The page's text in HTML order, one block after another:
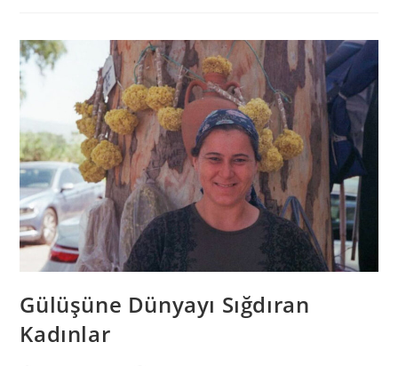
Gülüşüne Dünyayı Sığdıran
Kadınlar